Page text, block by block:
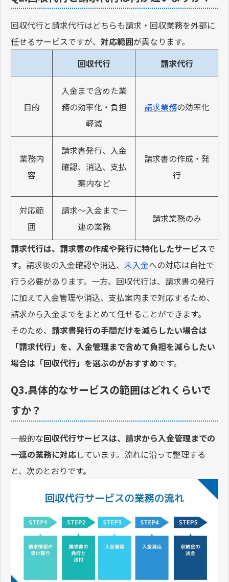
回収代行と請求代行はどちらも請求・回収業務を外部に
任せるサービスですが、 対応範囲が異なります。
回収代行
請求代行
目的
入金まで含めた業
務の効率化・負担
軽減
請求業務の効率化
業務内
容
請求書発行、入金
確認、消込、支払
案内など
請求書の作成・発
行
対応範
囲
請求〜入金まで一
連の業務
請求業務のみ
請求代行は、請求書の作成や発行に特化したサービスで
す。請求後の入金確認や消込、 未入金への対応は自社で
行う必要があります。一方、回収代行は、請求書の発行
に加えて入金管理や消込、支払案内まで対応するため、
請求から入金までをまとめて任せることができます。
そのため、 請求書発行の手間だけを減らしたい場合は
「請求代行」を、入金管理まで含めて負担を減らしたい
場合は「回収代行」を選ぶのがおすすめです。
Q3.具体的なサービスの範囲はどれくらいで
すか？
一般的な回収代行サービスは、請求から入金管理までの
一連の業務に対応しています。流れに沿って整理する
と、次のとおりです。